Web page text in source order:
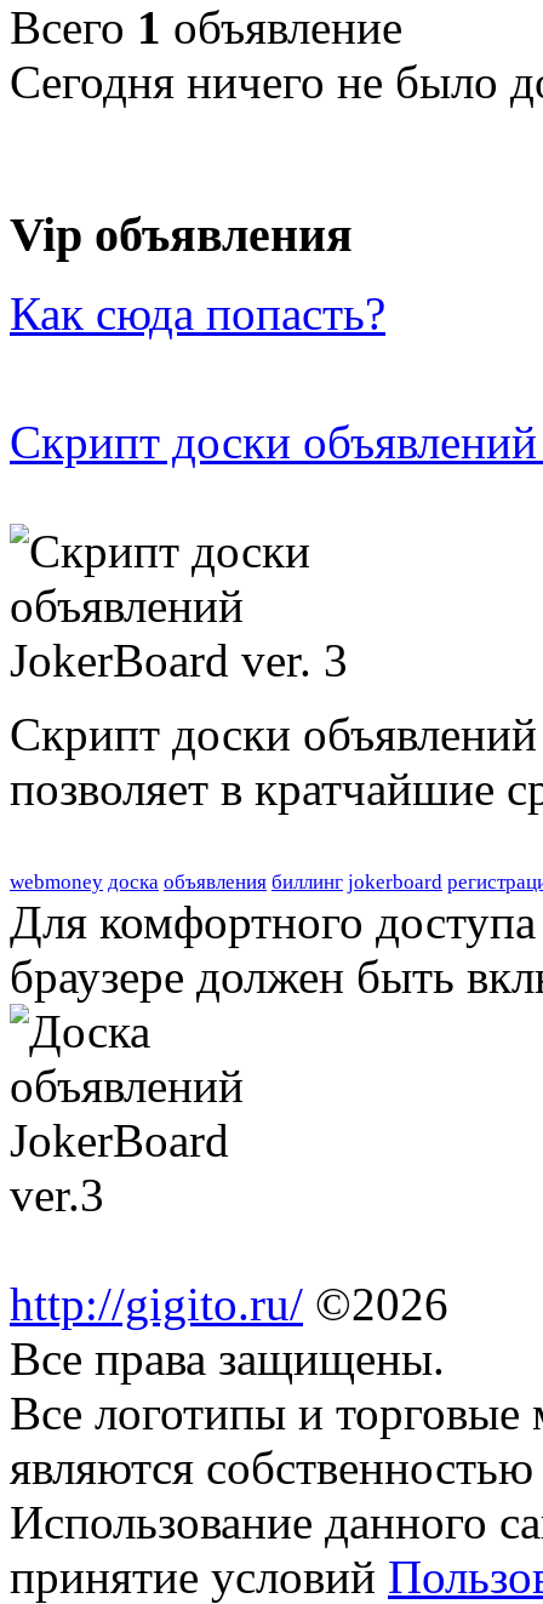
Всего 1 объявление
Сегодня ничего не было
Vip объявления
Как сюда попасть?
Скрипт доски
Скрипт доски
позволяет в кратчайшие
webmoney доска объявления биллинг jokerboard
Для комфортного
браузере должен быть
http://gigito.ru/ ©2026
Все права защищены.
Все логотипы и торговые
являются
Использование данного
принятие условий